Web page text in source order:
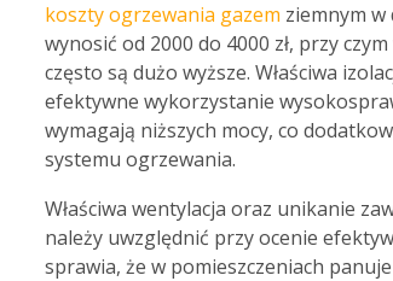
koszty ogrzewania gazem ziemnym
wynosić od 2000 do 4000 zł, przy
często są dużo wyższe. Właściwa
efektywne wykorzystanie
wymagają niższych mocy, co
systemu ogrzewania.
Właściwa wentylacja oraz unikanie
należy uwzględnić przy ocenie
sprawia, że w pomieszczeniach